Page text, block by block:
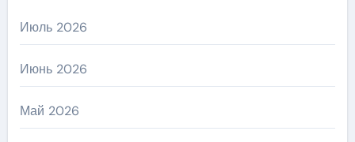
Июль 2026
Июнь 2026
Май 2026